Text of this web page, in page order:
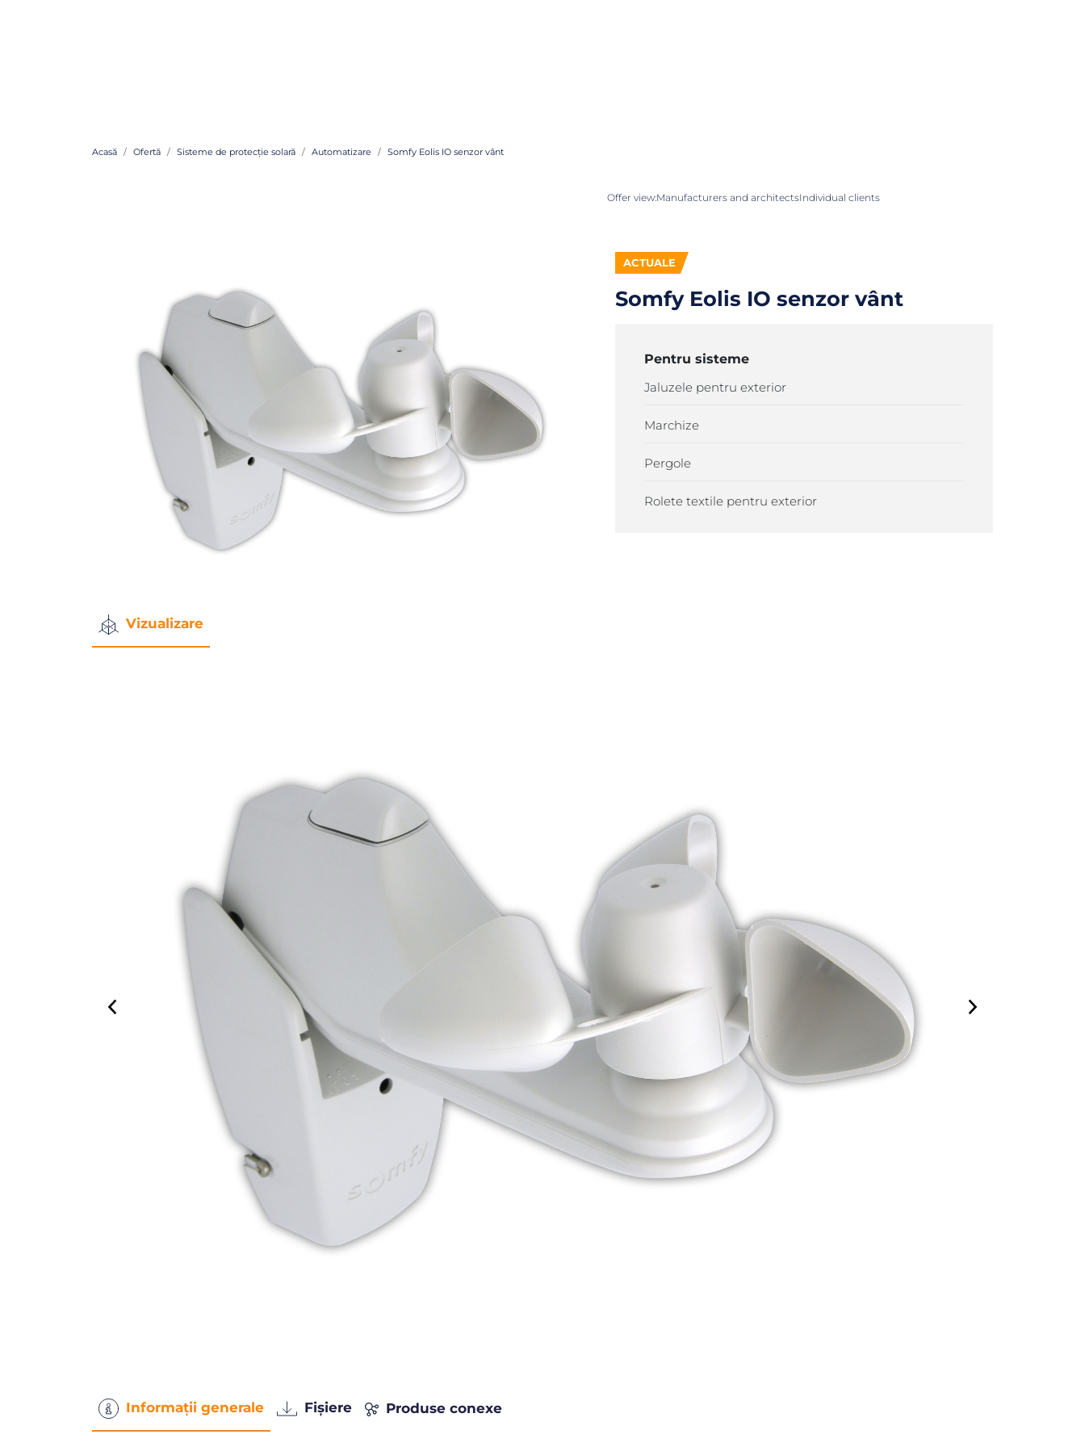
Acasă Ofertă Sisteme de protecție solară Automatizare Somfy Eolis IO senzor vânt
Offer view:Manufacturers and architectsIndividual clients
ACTUALE
Somfy Eolis IO senzor vânt
Pentru sisteme
Jaluzele pentru exterior
Marchize
Pergole
Rolete textile pentru exterior
Vizualizare
Informații generale Fișiere Produse conexe